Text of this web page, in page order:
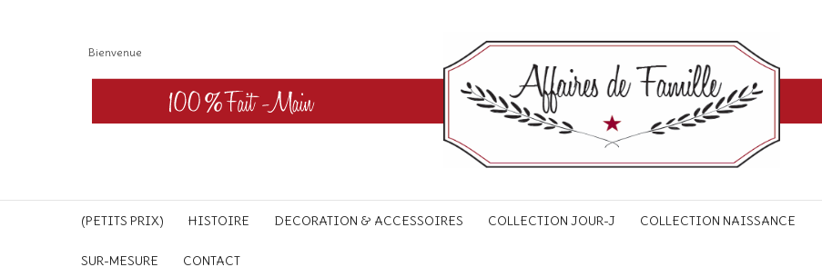
Bienvenue
(PETITS PRIX) HISTOIRE DECORATION & ACCESSOIRES COLLECTION JOUR-J COLLECTION NAISSANCE
SUR-MESURE CONTACT